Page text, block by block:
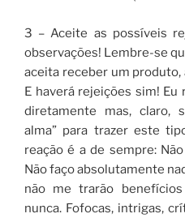
3 – Aceite as possíveis
observações! Lembre-se
aceita receber um
E haverá rejeições sim! Eu
diretamente mas, claro,
alma” para trazer este
reação é a de sempre:
Não faço absolutamente
não me trarão
nunca. Fofocas, intrigas,